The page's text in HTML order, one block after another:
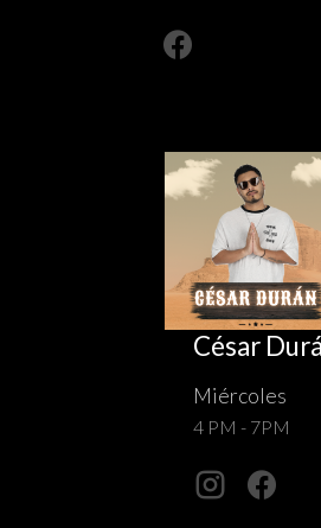
César
Miércoles
4 PM - 7PM